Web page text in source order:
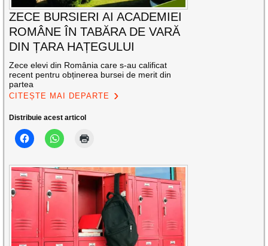
ZECE BURSIERI AI ACADEMIEI
ROMÂNE ÎN TABĂRA DE VARĂ
DIN ȚARA HAȚEGULUI
Zece elevi din România care s-au calificat
recent pentru obținerea bursei de merit din
partea
CITEȘTE MAI DEPARTE
Distribuie acest articol